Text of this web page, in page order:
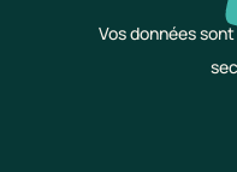
Vos données